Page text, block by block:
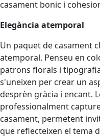
casament bonic i
Elegància atemporal
Un paquet de casament
atemporal. Penseu en
patrons florals i
s'uneixen per crear un
desprèn gràcia i encant.
professionalment
casament, permetent
que reflecteixen el tema